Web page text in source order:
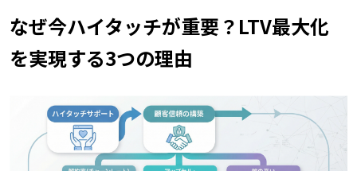
なぜ今ハイタッチが重要？LTV最大化
を実現する3つの理由